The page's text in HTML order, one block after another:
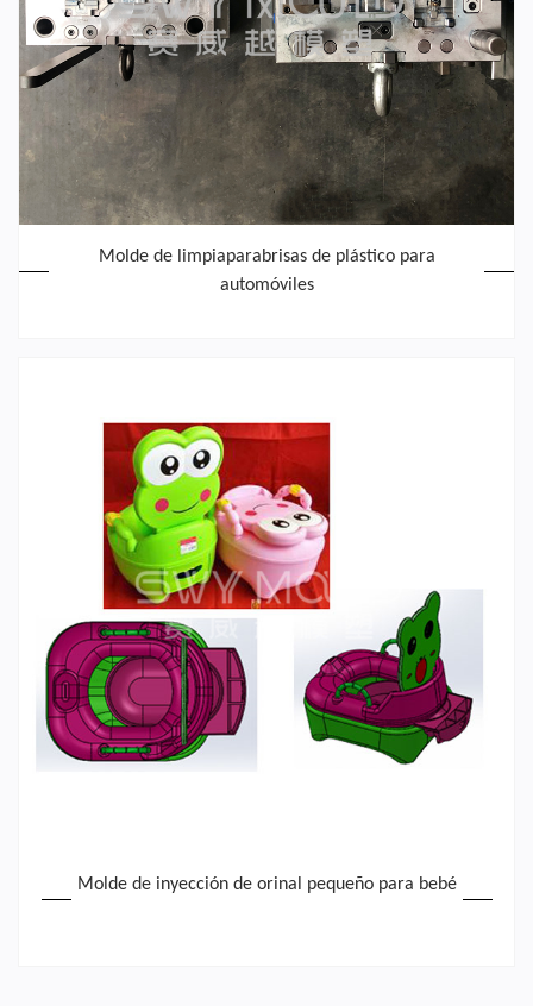
Molde de limpiaparabrisas de plástico para
automóviles
Molde de inyección de orinal pequeño para bebé